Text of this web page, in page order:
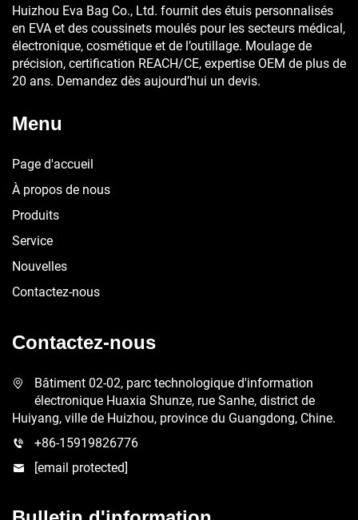
Huizhou Eva Bag Co., Ltd. fournit des étuis personnalisés
en EVA et des coussinets moulés pour les secteurs médical,
électronique, cosmétique et de l’outillage. Moulage de
précision, certification REACH/CE, expertise OEM de plus de
20 ans. Demandez dès aujourd’hui un devis.
Menu
Page d'accueil
À propos de nous
Produits
Service
Nouvelles
Contactez-nous
Contactez-nous
Bâtiment 02-02, parc technologique d'information
électronique Huaxia Shunze, rue Sanhe, district de
Huiyang, ville de Huizhou, province du Guangdong, Chine.
+86-15919826776
[email protected]